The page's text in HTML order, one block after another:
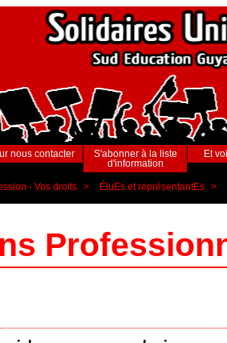
nous contacter
S'abonner à la liste
d'information
Et
- Vos droits > ÉluEs et représentantEs >